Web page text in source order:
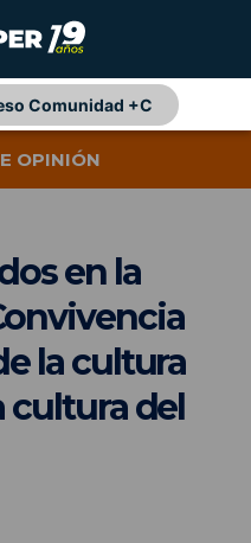
Comunidad +C
OPINIÓN
en la
la cultura
cultura del